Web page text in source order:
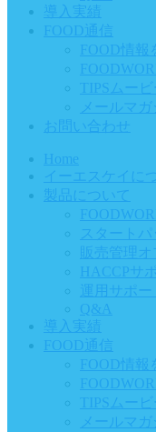
導入実績
FOOD通信
FOOD情報
TIPSムービ
メールマガ
お問い合わせ
Home
イーエスケイに
製品について
スタートパ
販売管理
HACCPサ
運用サポー
Q&A
導入実績
FOOD通信
FOOD情報
TIPSムービ
メールマガ